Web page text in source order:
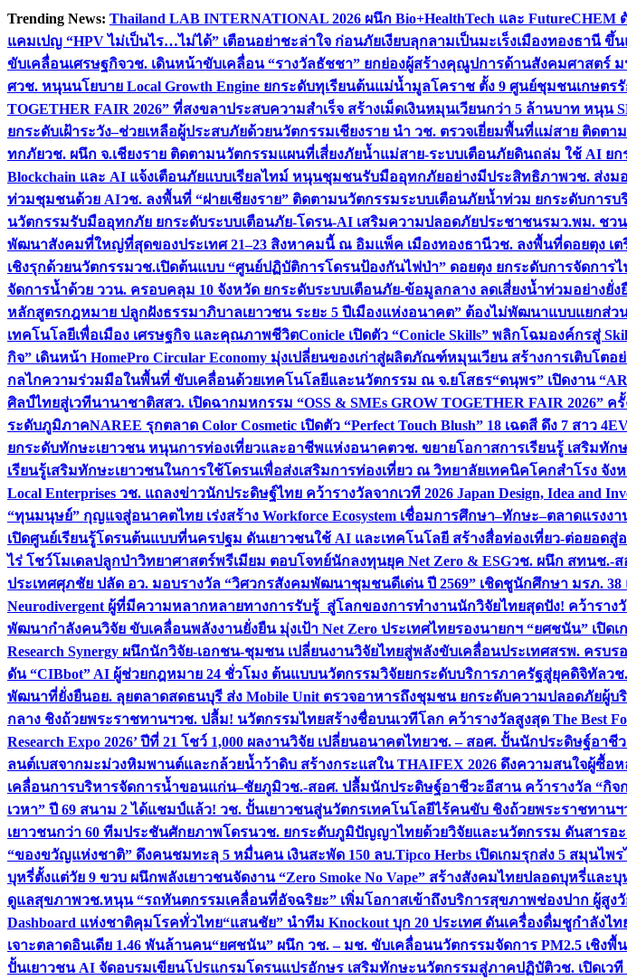
Skip
content
Trending News: Thailand LAB INTERNATIONAL 2026 ผนึก Bio+HealthTech และ
แคมเปญ “HPV ไม่เป็นไร…ไม่ได้” เตือนอย่าชะล่าใจ ก่อนภัยเงียบลุกลามเป็นมะเร็งเมืองทองธานี ขึ้
ขับเคลื่อนเศรษฐกิจวช. เดินหน้าขับเคลื่อน “รางวัลธัชชา” ยกย่องผู้สร้างคุณูปการด้านสังคมศาสตร์
ศวช. หนุนนโยบาย Local Growth Engine ยกระดับทุเรียนต้นแม่น้ำมูลโคราช ตั้ง 9 ศูนย์ชุมชนเกษต
TOGETHER FAIR 2026” ที่สงขลาประสบความสำเร็จ สร้างเม็ดเงินหมุนเวียนกว่า 5 ล้านบาท หนุน
ยกระดับเฝ้าระวัง–ช่วยเหลือผู้ประสบภัยด้วยนวัตกรรมเชียงราย นำ วช. ตรวจเยี่ยมพื้นที่แม่สาย ติดต
ทกภัยวช. ผนึก จ.เชียงราย ติดตามนวัตกรรมแผนที่เสี่ยงภัยน้ำแม่สาย-ระบบเตือนภัยดินถล่ม ใช้ AI ย
Blockchain และ AI แจ้งเตือนภัยแบบเรียลไทม์ หนุนชุมชนรับมืออุทกภัยอย่างมีประสิทธิภาพวช. ส่งม
ท่วมชุมชนด้วย AIวช. ลงพื้นที่ “ฝายเชียงราย” ติดตามนวัตกรรมระบบเตือนภัยน้ำท่วม ยกระดับกา
นวัตกรรมรับมืออุทกภัย ยกระดับระบบเตือนภัย-โดรน-AI เสริมความปลอดภัยประชาชนรมว.พม. ชวน
พัฒนาสังคมที่ใหญ่ที่สุดของประเทศ 21–23 สิงหาคมนี้ ณ อิมแพ็ค เมืองทองธานีวช. ลงพื้นที่ดอยตุง เ
เชิงรุกด้วยนวัตกรรมวช.เปิดต้นแบบ “ศูนย์ปฏิบัติการโดรนป้องกันไฟป่า” ดอยตุง ยกระดับการจัดการ
จัดการน้ำด้วย ววน. ครอบคลุม 10 จังหวัด ยกระดับระบบเตือนภัย-ข้อมูลกลาง ลดเสี่ยงน้ำท่วมอย่างยั่ง
หลักสูตรกฎหมาย ปลูกฝังธรรมาภิบาลเยาวชน ระยะ 5 ปีเมืองแห่งอนาคต” ต้องไม่พัฒนาแบบแยกส่ว
เทคโนโลยีเพื่อเมือง เศรษฐกิจ และคุณภาพชีวิตConicle เปิดตัว “Conicle Skills” พลิกโฉมองค์กรสู่
กิจ” เดินหน้า HomePro Circular Economy มุ่งเปลี่ยนของเก่าสู่ผลิตภัณฑ์หมุนเวียน สร้างการเติบโตอ
กลไกความร่วมมือในพื้นที่ ขับเคลื่อนด้วยเทคโนโลยีและนวัตกรรม ณ จ.ยโสธร“ดนุพร” เปิดงาน
ศิลป์ไทยสู่เวทีนานาชาติสสว. เปิดฉากมหกรรม “OSS & SMEs GROW TOGETHER FAIR
ระดับภูมิภาคNAREE รุกตลาด Color Cosmetic เปิดตัว “Perfect Touch Blush” 18 เฉดสี ดึง 7 สาว
ยกระดับทักษะเยาวชน หนุนการท่องเที่ยวและอาชีพแห่งอนาคตวช. ขยายโอกาสการเรียนรู้ เสริมทัก
เรียนรู้เสริมทักษะเยาวชนในการใช้โดรนเพื่อส่งเสริมการท่องเที่ยว ณ วิทยาลัยเทคนิคโคกสำโรง จัง
Local Enterprises วช. แถลงข่าวนักประดิษฐ์ไทย คว้ารางวัลจากเวที 2026 Japan Design, Idea and
“ทุนมนุษย์” กุญแจสู่อนาคตไทย เร่งสร้าง Workforce Ecosystem เชื่อมการศึกษา–ทักษะ–ตลาดแรงงา
เปิดศูนย์เรียนรู้โดรนต้นแบบที่นครปฐม ดันเยาวชนใช้ AI และเทคโนโลยี สร้างสื่อท่องเที่ยว-ต่อยอดสู่
ไร่ โชว์โมเดลปลูกป่าวิทยาศาสตร์พรีเมียม ตอบโจทย์นักลงทุนยุค Net Zero & ESGวช. ผนึก สทนช.-ส
ประเทศศุภชัย ปลัด อว. มอบรางวัล “วิศวกรสังคมพัฒนาชุมชนดีเด่น ปี 2569” เชิดชูนักศึกษา มรภ.
Neurodivergent ผู้ที่มีความหลากหลายทางการรับรู้ สู่โลกของการทำงานนักวิจัยไทยสุดปัง! คว้าราง
พัฒนากำลังคนวิจัย ขับเคลื่อนพลังงานยั่งยืน มุ่งเป้า Net Zero ประเทศไทยรองนายกฯ “ยศชนัน” เปิดเ
Research Synergy ผนึกนักวิจัย-เอกชน-ชุมชน เปลี่ยนงานวิจัยไทยสู่พลังขับเคลื่อนประเทศสรพ. ครบร
ดัน “CIBbot” AI ผู้ช่วยกฎหมาย 24 ชั่วโมง ต้นแบบนวัตกรรมวิจัยยกระดับบริการภาครัฐสู่ยุคดิจิทัลวช
พัฒนาที่ยั่งยืนอย. ลุยตลาดสดธนบุรี ส่ง Mobile Unit ตรวจอาหารถึงชุมชน ยกระดับความปลอดภัยผู้บ
กลาง ชิงถ้วยพระราชทานฯวช. ปลื้ม! นวัตกรรมไทยสร้างชื่อบนเวทีโลก คว้ารางวัลสูงสุด The Best
Research Expo 2026’ ปีที่ 21 โชว์ 1,000 ผลงานวิจัย เปลี่ยนอนาคตไทยวช. – สอศ. ปั้นนักประดิษฐ์อาชีว
ลนต์เบสจากมะม่วงหิมพานต์และกล้วยน้ำว้าดิบ สร้างกระแสใน THAIFEX 2026 ดึงความสนใจผู้ซื้อห
เคลื่อนการบริหารจัดการน้ำขอนแก่น–ชัยภูมิวช.-สอศ. ปลื้มนักประดิษฐ์อาชีวะอีสาน คว้ารางวัล “กิจ
เวหา” ปี 69 สนาม 2 ได้แชมป์แล้ว! วช. ปั้นเยาวชนสู่นวัตกรเทคโนโลยีไร้คนขับ ชิงถ้วยพระราชทานฯ
เยาวชนกว่า 60 ทีมประชันศักยภาพโดรนวช. ยกระดับภูมิปัญญาไทยด้วยวิจัยและนวัตกรรม ดันสารอ
“ของขวัญแห่งชาติ” ดึงคนชมทะลุ 5 หมื่นคน เงินสะพัด 150 ลบ.Tipco Herbs เปิดเกมรุกส่ง 5 สมุนไ
บุหรี่ตั้งแต่วัย 9 ขวบ ผนึกพลังเยาวชนจัดงาน “Zero Smoke No Vape” สร้างสังคมไทยปลอดบุหรี่และ
ดูแลสุขภาพวช.หนุน “รถทันตกรรมเคลื่อนที่อัจฉริยะ” เพิ่มโอกาสเข้าถึงบริการสุขภาพช่องปาก ผู้สูง
Dashboard แห่งชาติคุมโรคทั่วไทย“แสนชัย” นำทีม Knockout บุก 20 ประเทศ ดันเครื่องดื่มชูกำลังไท
เจาะตลาดอินเดีย 1.46 พันล้านคน“ยศชนัน” ผนึก วช. – มช. ขับเคลื่อนนวัตกรรมจัดการ PM2.5 เชิ
ปั้นเยาวชน AI จัดอบรมเขียนโปรแกรมโดรนแปรอักษร เสริมทักษะนวัตกรรมสู่ภาคปฏิบัติวช. เปิดเว